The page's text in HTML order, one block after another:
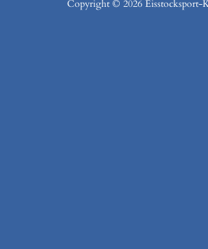
Copyright © 2026 Eisstocksport-